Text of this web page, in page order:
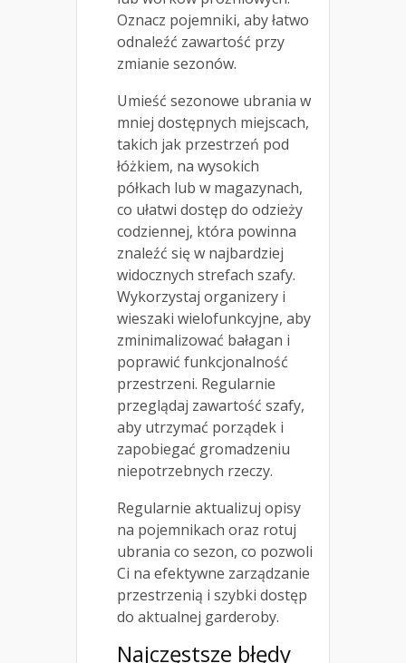
Oznacz pojemniki, aby łatwo
odnaleźć zawartość przy
zmianie sezonów.
Umieść sezonowe ubrania w
mniej dostępnych miejscach,
takich jak przestrzeń pod
łóżkiem, na wysokich
półkach lub w magazynach,
co ułatwi dostęp do odzieży
codziennej, która powinna
znaleźć się w najbardziej
widocznych strefach szafy.
Wykorzystaj organizery i
wieszaki wielofunkcyjne, aby
zminimalizować bałagan i
poprawić funkcjonalność
przestrzeni. Regularnie
przeglądaj zawartość szafy,
aby utrzymać porządek i
zapobiegać gromadzeniu
niepotrzebnych rzeczy.
Regularnie aktualizuj opisy
na pojemnikach oraz rotuj
ubrania co sezon, co pozwoli
Ci na efektywne zarządzanie
przestrzenią i szybki dostęp
do aktualnej garderoby.
Najczęstsze błędy